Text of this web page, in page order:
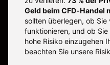
Geld beim CFD-Handel
sollten überlegen, ob Sie
funktionieren, und ob
hohe Risiko einzugehen
beachten Sie unsere